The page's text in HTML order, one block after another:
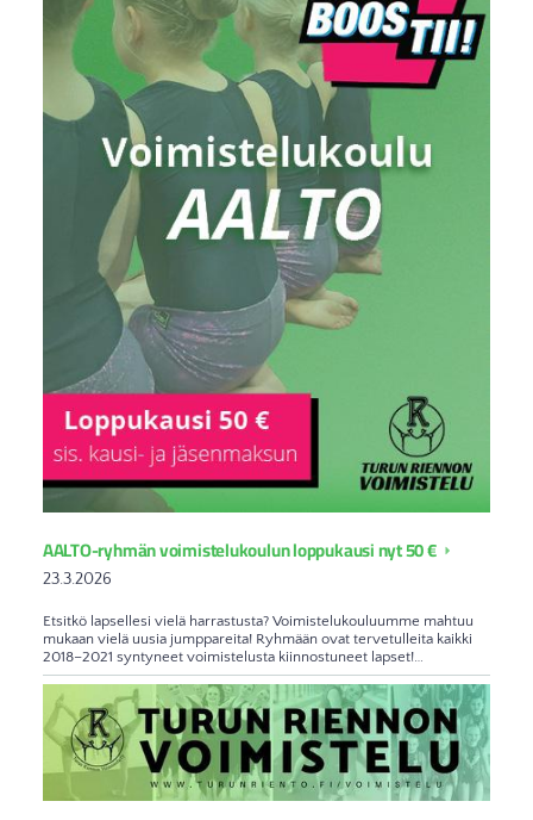
AALTO-ryhmän voimistelukoulun loppukausi nyt 50 €
23.3.2026
Etsitkö lapsellesi vielä harrastusta? Voimistelukouluumme mahtuu
mukaan vielä uusia jumppareita! Ryhmään ovat tervetulleita kaikki
2018–2021 syntyneet voimistelusta kiinnostuneet lapset!…